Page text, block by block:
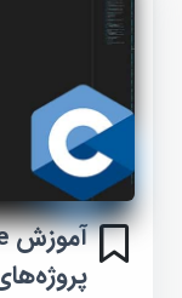
پروژه‌های C/C++ [نسخه 2022]